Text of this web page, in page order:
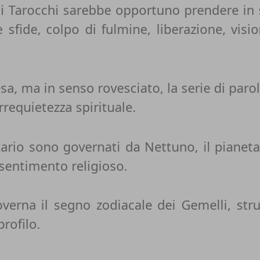
sarebbe opportuno prendere
sfide, colpo di fulmine, liberazione,
ma in senso rovesciato, la serie di
spirituale.
sono governati da Nettuno, il
religioso.
il segno zodiacale dei Gemelli,